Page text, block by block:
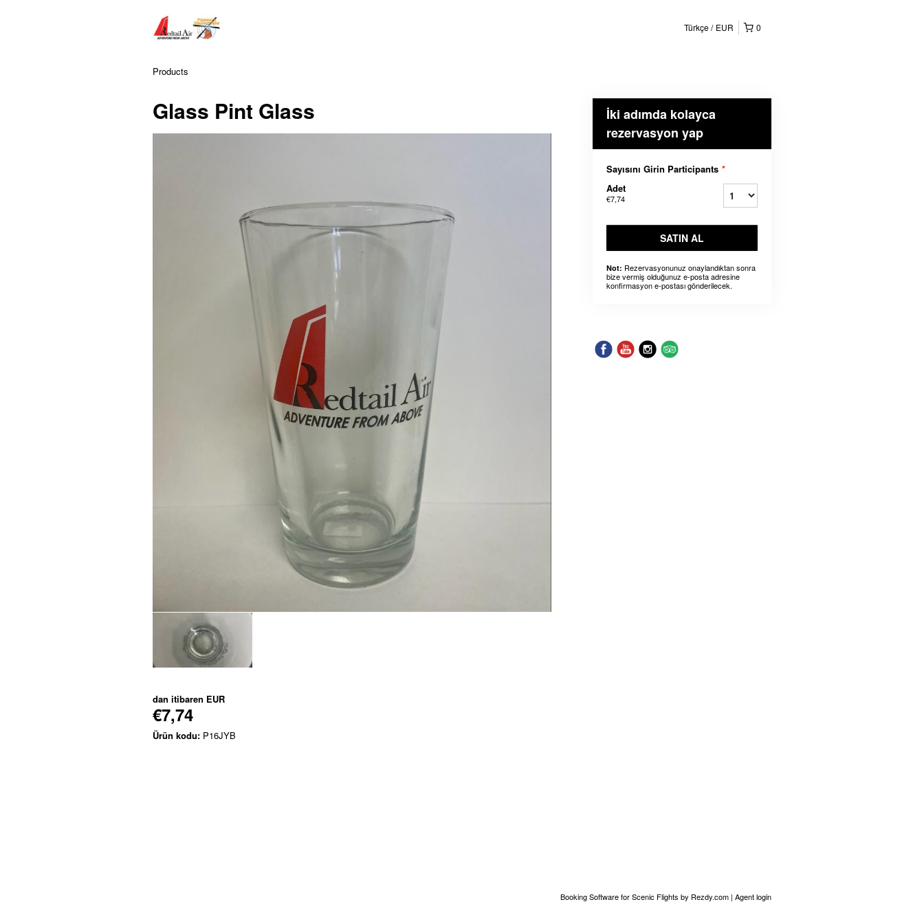
0
Türkçe EUR
Products
Glass Pint Glass
dan itibaren EUR
€7,74
Ürün kodu: P16JYB
İki adımda kolayca
rezervasyon yap
Sayısını Girin Participants *
Adet
€7,74
SATIN AL
Not: Rezervasyonunuz onaylandıktan sonra
bize vermiş olduğunuz e-posta adresine
konfirmasyon e-postası gönderilecek.
Booking Software for Scenic Flights by Rezdy.com | Agent login